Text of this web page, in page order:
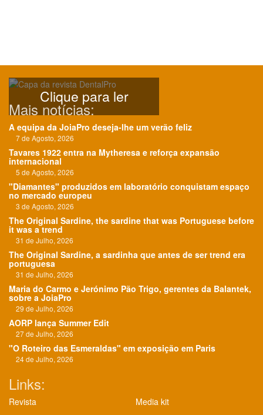
Clique para ler
Mais notícias:
A equipa da JoiaPro deseja-lhe um verão feliz
7 de Agosto, 2026
Tavares 1922 entra na Mytheresa e reforça expansão
internacional
5 de Agosto, 2026
"Diamantes" produzidos em laboratório conquistam espaço
no mercado europeu
3 de Agosto, 2026
The Original Sardine, the sardine that was Portuguese before
it was a trend
31 de Julho, 2026
The Original Sardine, a sardinha que antes de ser trend era
portuguesa
31 de Julho, 2026
Maria do Carmo e Jerónimo Pão Trigo, gerentes da Balantek,
sobre a JoiaPro
29 de Julho, 2026
AORP lança Summer Edit
27 de Julho, 2026
"O Roteiro das Esmeraldas" em exposição em Paris
24 de Julho, 2026
Links:
Revista Media kit